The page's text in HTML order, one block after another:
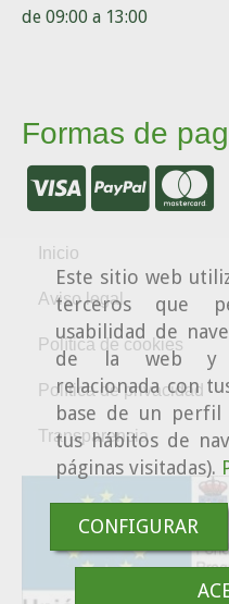
Este sitio web
terceros que
usabilidad de
de la web y
relacionada con
base de un
tus hábitos de
páginas visitadas).
CONFIGURAR
de 09:00 a 13:00
Formas de
Inicio
Aviso legal
Política de cookies
Política de privacidad
Transparencia